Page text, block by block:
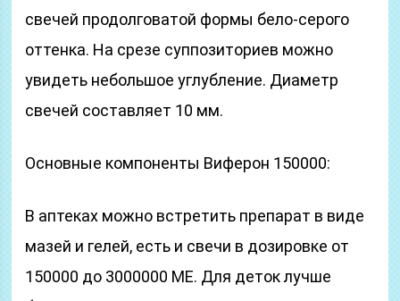
свечей продолговатой формы бело-серого
оттенка. На срезе суппозиториев можно
увидеть небольшое углубление. Диаметр
свечей составляет 10 мм.
Основные компоненты Виферон 150000:
В аптеках можно встретить препарат в виде
мазей и гелей, есть и свечи в дозировке от
150000 до 3000000 МЕ. Для деток лучше